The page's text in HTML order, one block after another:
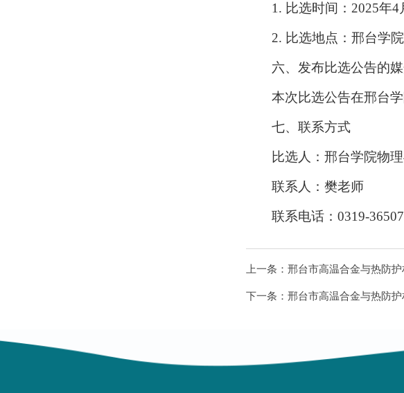
1. 比选时间：2025年4
2. 比选地点：邢台学
六、发布比选公告的
本次比选公告在邢台
七、联系方式
比选人：邢台学院物
联系人：樊老师
联系电话：0319-
上一条： 邢台市高温合金与热防
下一条： 邢台市高温合金与热防